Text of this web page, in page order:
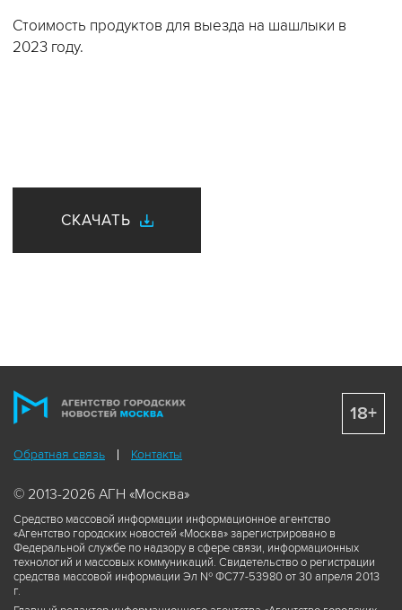
Стоимость продуктов для выезда на шашлыки в
2023 году.
СКАЧАТЬ
Обратная связь Контакты
© 2013-2026 АГН «Москва»
Средство массовой информации информационное агентство
«Агентство городских новостей «Москва» зарегистрировано в
Федеральной службе по надзору в сфере связи, информационных
технологий и массовых коммуникаций. Свидетельство о регистрации
средства массовой информации Эл № ФС77-53980 от 30 апреля 2013
г.
18+